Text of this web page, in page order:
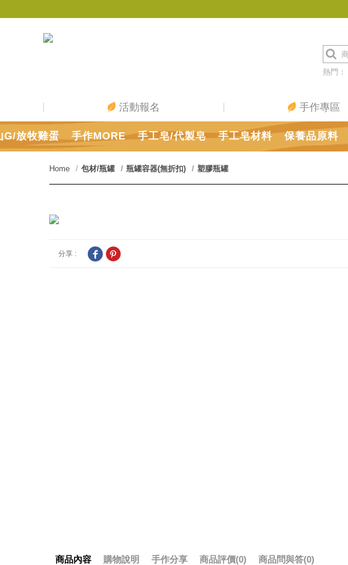
熱門：
G/放牧雞蛋 手作MORE 手工皂/代製皂 手工皂材料 保養品原料
活動報名 手作專區
Home 包材/瓶罐 瓶罐容器(無折扣) 塑膠瓶罐
分享 :
商品內容 購物說明 手作分享 商品評價(0) 商品問與答(0)